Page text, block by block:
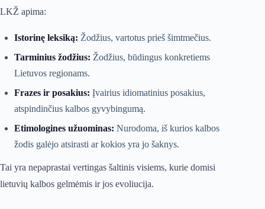
LKŽ apima:
Istorinę leksiką: Žodžius, vartotus prieš šimtmečius.
Tarminius žodžius: Žodžius, būdingus konkretiems
Lietuvos regionams.
Frazes ir posakius: Įvairius idiomatinius posakius,
atspindinčius kalbos gyvybingumą.
Etimologines užuominas: Nurodoma, iš kurios kalbos
žodis galėjo atsirasti ar kokios yra jo šaknys.
Tai yra nepaprastai vertingas šaltinis visiems, kurie domisi
lietuvių kalbos gelmėmis ir jos evoliucija.